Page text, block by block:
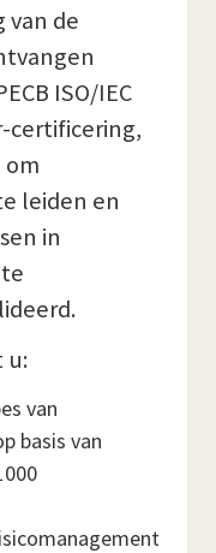
van de
ISO/IEC
certificering,
leiden en
in
u:
van
basis van